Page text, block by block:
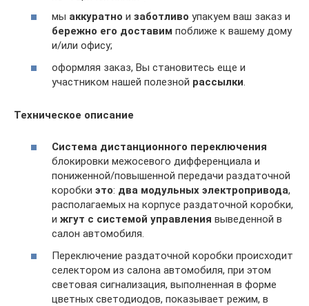
мы аккуратно и заботливо упакуем ваш заказ и
бережно его доставим поближе к вашему дому
и/или офису;
оформляя заказ, Вы становитесь еще и
участником нашей полезной рассылки
Техническое описание
Система дистанционного переключения
блокировки межосевого дифференциала и
пониженной/повышенной передачи раздаточной
коробки это: два модульных электропривода,
располагаемых на корпусе раздаточной коробки,
и жгут с системой управления выведенной в
салон автомобиля.
Переключение раздаточной коробки происходит
селектором из салона автомобиля, при этом
световая сигнализация, выполненная в форме
цветных светодиодов, показывает режим, в